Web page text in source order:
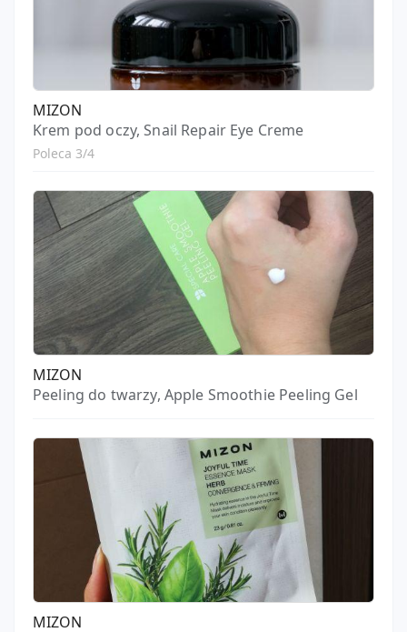
MIZON
Krem pod oczy, Snail Repair Eye Creme
Poleca 3/4
MIZON
Peeling do twarzy, Apple Smoothie Peeling Gel
MIZON